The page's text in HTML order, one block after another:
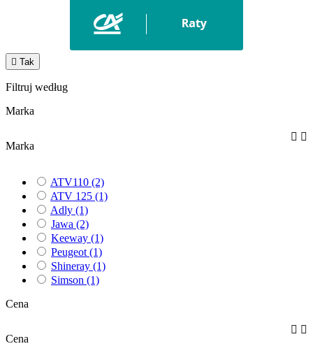
 Tak
Filtruj według
Marka
Marka
 
ATV110 (2)
ATV 125 (1)
Adly (1)
Jawa (2)
Keeway (1)
Peugeot (1)
Shineray (1)
Simson (1)
Cena
Cena
 